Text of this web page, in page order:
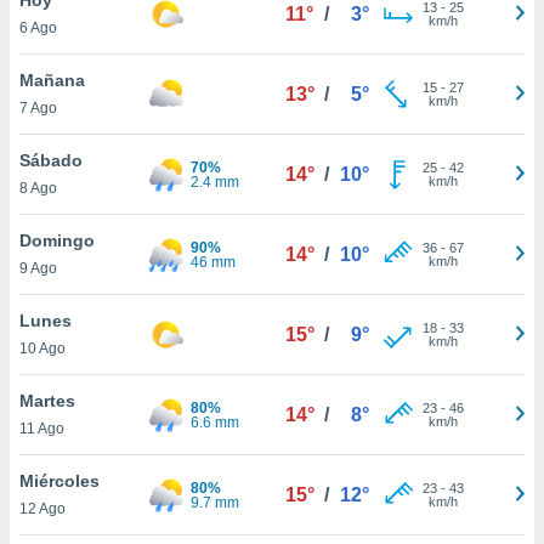
y
en
más
de
6 Ago
11° / 3° 13- 25
km/h
Mañana
7 Ago
13° / 5° 15- 27
km/h
Sábado
8 Ago
70%
2.4 mm
14° / 10° 25- 42
km/h
Domingo
9 Ago
90%
46 mm
14° / 10° 36- 67
km/h
Lunes
10 Ago
15° / 9° 18- 33
km/h
Martes
11 Ago
80%
6.6 mm
14° / 8° 23- 46
km/h
Miércoles
12 Ago
80%
9.7 mm
15° / 12° 23- 43
km/h